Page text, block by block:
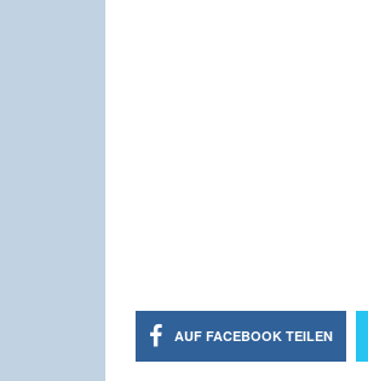
AUF FACEBOOK TEILEN